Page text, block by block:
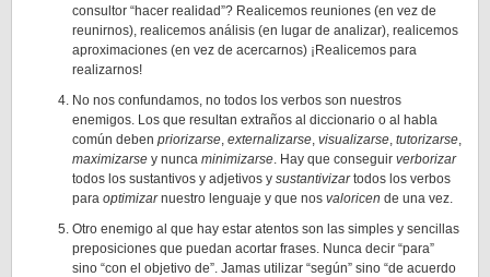
consultor “hacer realidad”? Realicemos reuniones (en vez de
reunirnos), realicemos análisis (en lugar de analizar), realicemos
aproximaciones (en vez de acercarnos) ¡Realicemos para
realizarnos!
No nos confundamos, no todos los verbos son nuestros
enemigos. Los que resultan extraños al diccionario o al habla
común deben priorizarse, externalizarse, visualizarse, tutorizarse,
maximizarse y nunca minimizarse. Hay que conseguir verborizar
todos los sustantivos y adjetivos y sustantivizartodos los verbos
para optimizarnuestro lenguaje y que nos valoricen de una vez.
Otro enemigo al que hay estar atentos son las simples y sencillas
preposiciones que puedan acortar frases. Nunca decir “para”
sino “con el objetivo de”. Jamas utilizar “según” sino “de acuerdo